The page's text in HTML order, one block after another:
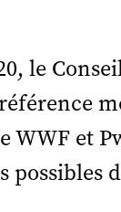
le
WWF et
possibles